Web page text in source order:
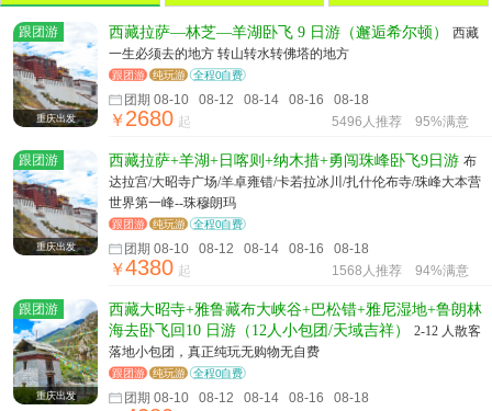
跟团游
重庆出发
西藏拉萨—林芝—羊湖卧飞 9 日游（邂逅希尔顿）
西藏
一生必须去的地方 转山转水转佛塔的地方
跟团游 纯玩游 全程0自费
团期 08-10 08-12 08-14 08-16 08-18
￥2680 起 5496人推荐 95%满意
跟团游
重庆出发
西藏拉萨+羊湖+日喀则+纳木措+勇闯珠峰卧飞9日游 布
达拉宫/大昭寺广场/羊卓雍错/卡若拉冰川/扎什伦布寺/珠峰大本营
世界第一峰--珠穆朗玛
跟团游 纯玩游 全程0自费
团期 08-10 08-12 08-14 08-16 08-18
￥4380 起 1568人推荐 94%满意
跟团游
重庆出发
西藏大昭寺+雅鲁藏布大峡谷+巴松错+雅尼湿地+鲁朗林
海去卧飞回10 日游（12人小包团/天域吉祥）
2-12 人散客
落地小包团，真正纯玩无购物无自费
跟团游 纯玩游 全程0自费
团期 08-10 08-12 08-14 08-16 08-18